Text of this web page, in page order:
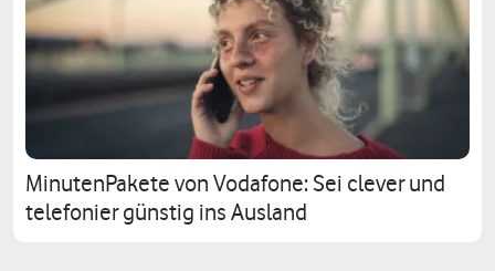
MinutenPakete von Vodafone: Sei clever und
telefonier günstig ins Ausland